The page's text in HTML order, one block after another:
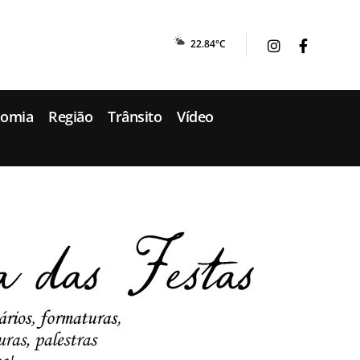
22.84°C
Região Trânsito Vídeo